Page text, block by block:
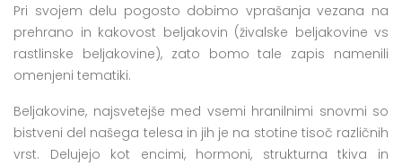
Pri svojem delu pogosto dobimo vprašanja vezana na
prehrano in kakovost beljakovin (živalske beljakovine vs
rastlinske beljakovine), zato bomo tale zapis namenili
omenjeni tematiki.
Beljakovine, najsvetejše med vsemi hranilnimi snovmi so
bistveni del našega telesa in jih je na stotine tisoč različnih
vrst. Delujejo kot encimi, hormoni, strukturna tkiva in